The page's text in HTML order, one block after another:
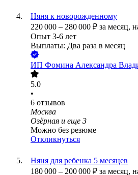
Няня к новорожденному
220 000 – 280 000 ₽ за месяц,
Опыт 3-6 лет
Выплаты: Два раза в месяц
ИП Фомина Александра
5.0
•
6 отзывов
Москва
Озёрная и еще 3
Можно без резюме
Откликнуться
Няня для ребенка 5 месяцев
180 000 – 200 000 ₽ за месяц,